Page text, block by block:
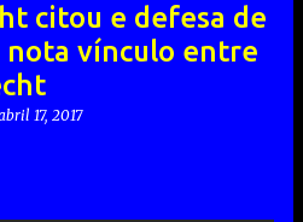
citou e defesa de
nota vínculo entre
17, 2017